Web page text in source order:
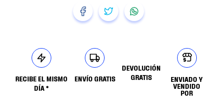
RECIBE EL MISMO
DÍA *
ENVÍO GRATIS
DEVOLUCIÓN
GRATIS
ENVIADO Y
VENDIDO
POR